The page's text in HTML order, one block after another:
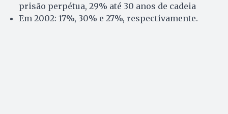
prisão perpétua, 29% até 30 anos de cadeia
Em 2002: 17%, 30% e 27%, respectivamente.